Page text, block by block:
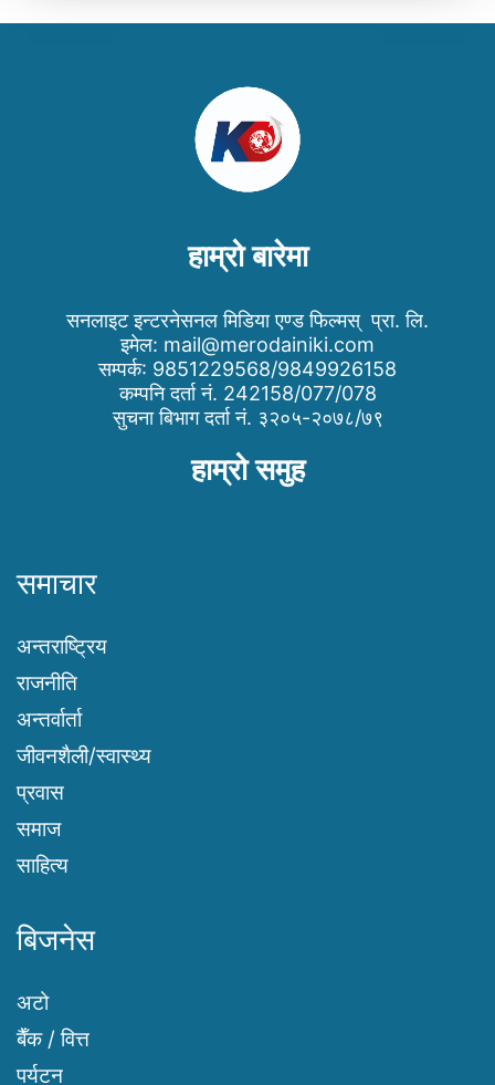
हाम्रो बारेमा
सनलाइट इन्टरनेसनल मिडिया एण्ड फिल्मस् प्रा. लि.
इमेल: mail@merodainiki.com
सम्पर्क: 9851229568/9849926158
कम्पनि दर्ता नं. 242158/077/078
सुचना बिभाग दर्ता नं. ३२०५-२०७८/७९
हाम्रो समुह
समाचार
अन्तराष्ट्रिय
राजनीति
अन्तर्वार्ता
जीवनशैली/स्वास्थ्य
प्रवास
समाज
साहित्य
बिजनेस
अटो
बैँक / वित्त
पर्यटन